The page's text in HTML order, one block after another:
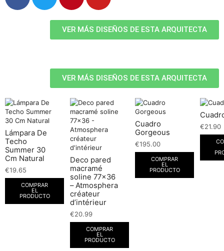
VER MÁS DISEÑOS DE ESTA ARQUITECTA
VER MÁS DISEÑOS DE ESTA ARQUITECTA
Lámpara De
Techo
Summer 30
Cm Natural
€19.65
COMPRAR
EL
PRODUCTO
Deco pared
macramé
soline 77×36
– Atmosphera
créateur
d’intérieur
€20.99
COMPRAR
EL
PRODUCTO
Cuadro
Gorgeous
€195.00
COMPRAR
EL
PRODUCTO
€21.90